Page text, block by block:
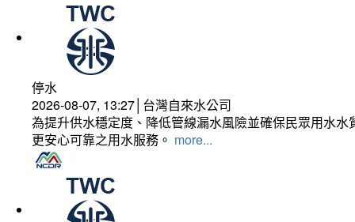
停水
2026-08-07, 13:27│台灣自來水公司
為提升供水穩定度、降低管線漏水風險並確保民眾用水
更安心可靠之用水服務。 more...